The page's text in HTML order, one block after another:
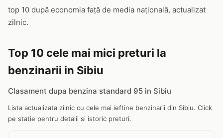
top 10 după economia față de media națională, actualizat
zilnic.
Top 10 cele mai mici preturi la
benzinarii in Sibiu
Clasament dupa benzina standard 95 in Sibiu
Lista actualizata zilnic cu cele mai ieftine benzinarii din Sibiu. Click
pe statie pentru detalii si istoric preturi.